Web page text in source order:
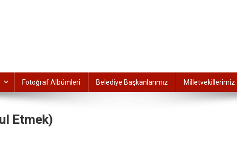
Fotoğraf Albümleri Belediye Başkanlarımız Milletvekillerimiz
Etmek)